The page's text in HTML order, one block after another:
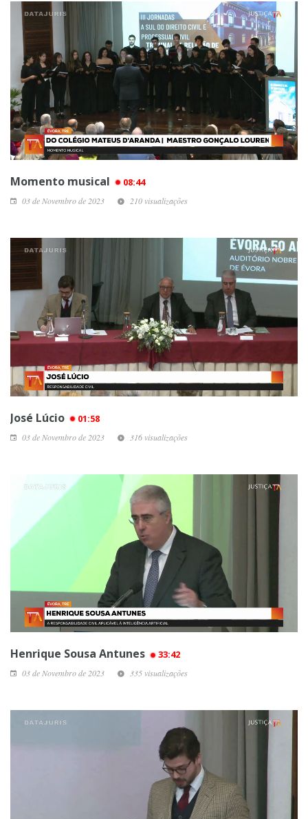
Momento musical 08:44
03 de Novembro de 2023 210 visualizações
José Lúcio 01:58
03 de Novembro de 2023 316 visualizações
Henrique Sousa Antunes 33:42
03 de Novembro de 2023 335 visualizações